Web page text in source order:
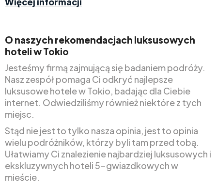
O naszych rekomendacjach luksusowych
hoteli w Tokio
Jesteśmy firmą zajmującą się badaniem podróży.
Nasz zespół pomaga Ci odkryć najlepsze
luksusowe hotele w Tokio, badając dla Ciebie
internet. Odwiedziliśmy również niektóre z tych
miejsc.
Stąd nie jest to tylko nasza opinia, jest to opinia
wielu podróżników, którzy byli tam przed tobą.
Ułatwiamy Ci znalezienie najbardziej luksusowych i
ekskluzywnych hoteli 5-gwiazdkowych w
mieście.